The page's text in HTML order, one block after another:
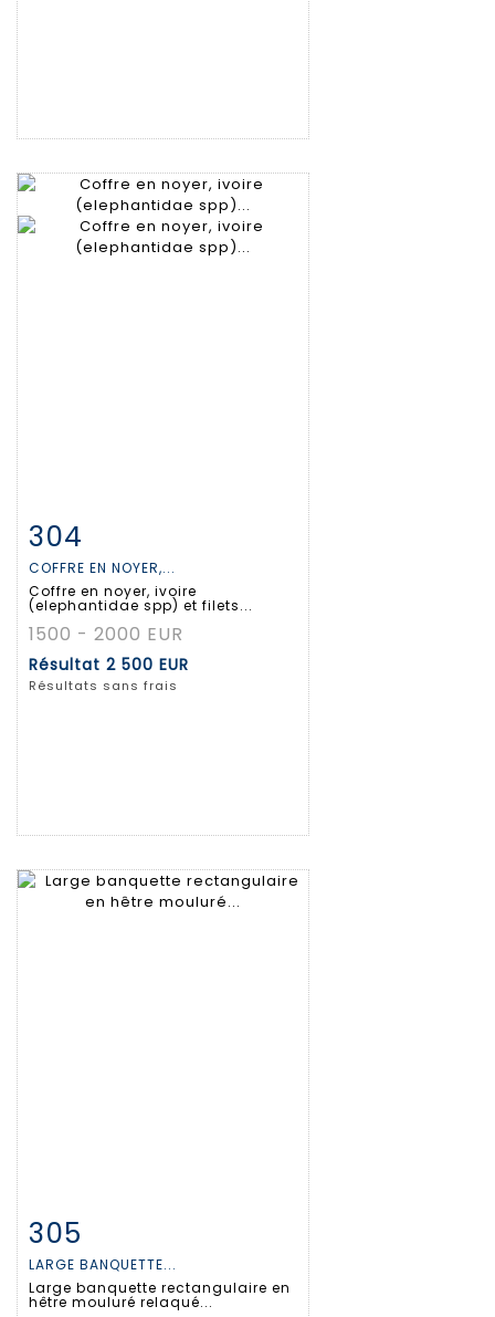
Fiche détaillée
304
COFFRE EN NOYER,...
Coffre en noyer, ivoire
(elephantidae spp) et filets...
1500 - 2000 EUR
Résultat 2 500 EUR
Résultats sans frais
Fiche détaillée
305
LARGE BANQUETTE...
Large banquette rectangulaire en
hêtre mouluré relaqué...